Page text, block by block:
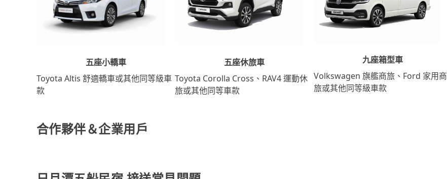
五座小轎車
Toyota Altis 舒適轎車或其他同等級車
款
五座休旅車
Toyota Corolla Cross、RAV4 運動休
旅或其他同等車款
九座箱型車
Volkswagen 旗艦商旅、Ford 家用商
旅或其他同等級車款
合作夥伴＆企業用戶